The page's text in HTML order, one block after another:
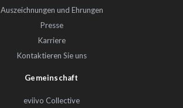
Auszeichnungen und Ehrungen
Presse
Karriere
Kontaktieren Sie uns
Gemeinschaft
eviivo Collective